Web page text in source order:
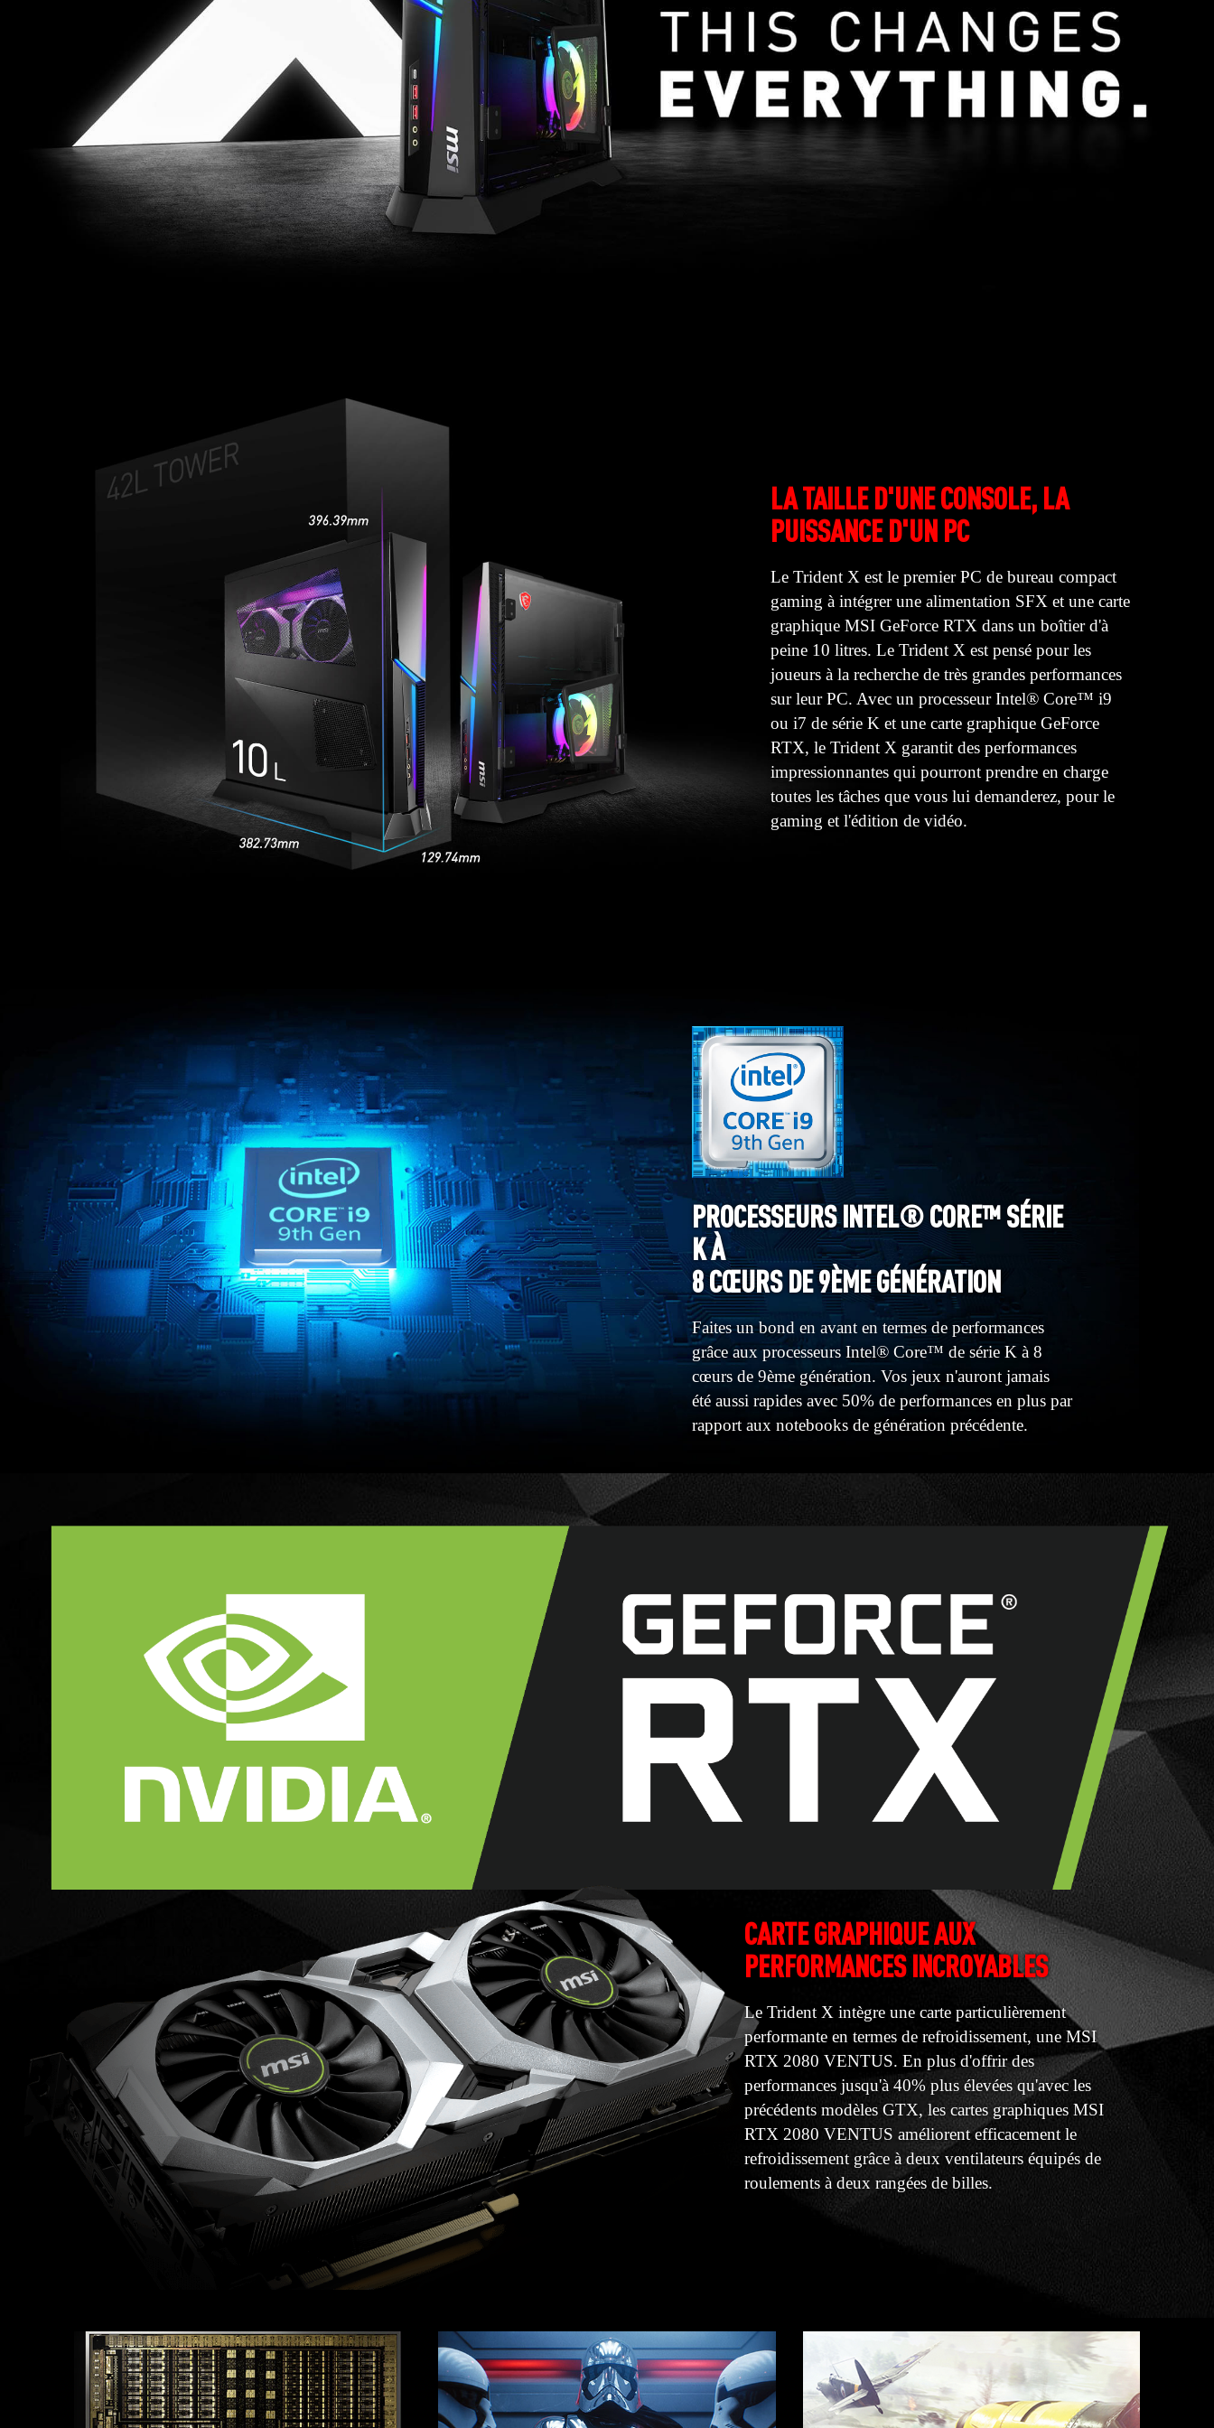
LA TAILLE D'UNE CONSOLE, LA
PUISSANCE D'UN PC
Le Trident X est le premier PC de bureau compact
gaming à intégrer une alimentation SFX et une carte
graphique MSI GeForce RTX dans un boîtier d'à
peine 10 litres. Le Trident X est pensé pour les
joueurs à la recherche de très grandes performances
sur leur PC. Avec un processeur Intel® Core™ i9
ou i7 de série K et une carte graphique GeForce
RTX, le Trident X garantit des performances
impressionnantes qui pourront prendre en charge
toutes les tâches que vous lui demanderez, pour le
gaming et l'édition de vidéo.
PROCESSEURS INTEL® CORE™ SÉRIE
K À
8 CŒURS DE 9ÈME GÉNÉRATION
Faites un bond en avant en termes de performances
grâce aux processeurs Intel® Core™ de série K à 8
cœurs de 9ème génération. Vos jeux n'auront jamais
été aussi rapides avec 50% de performances en plus par
rapport aux notebooks de génération précédente.
CARTE GRAPHIQUE AUX
PERFORMANCES INCROYABLES
Le Trident X intègre une carte particulièrement
performante en termes de refroidissement, une MSI
RTX 2080 VENTUS. En plus d'offrir des
performances jusqu'à 40% plus élevées qu'avec les
précédents modèles GTX, les cartes graphiques MSI
RTX 2080 VENTUS améliorent efficacement le
refroidissement grâce à deux ventilateurs équipés de
roulements à deux rangées de billes.